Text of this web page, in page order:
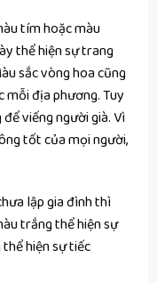
tím hoặc màu
thể hiện sự trang
sắc vòng hoa cũng
địa phương. Tuy
viếng người già. Vì
tốt của mọi người,
lập gia đình thì
trắng thể hiện sự
hiện sự tiếc